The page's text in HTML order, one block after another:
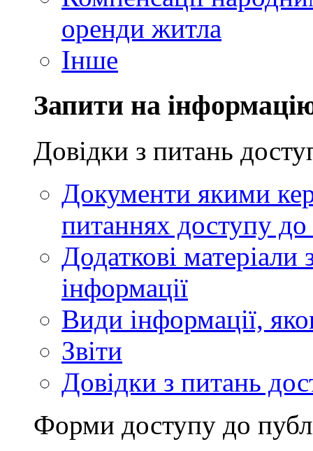
оренди житла
Інше
Запити на
Довідки з питань
Документи якими
питаннях доступу до
Додаткові матеріали
інформації
Види інформації,
Звіти
Довідки з питань
Форми доступу до